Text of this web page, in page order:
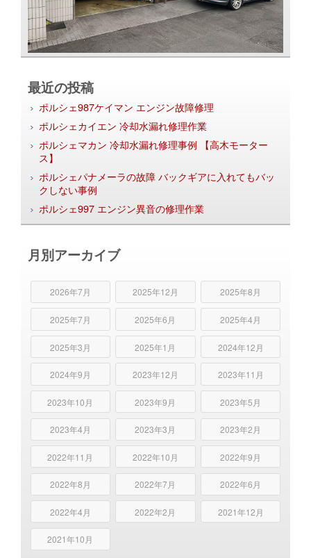
最近の投稿
ポルシェ987ケイマン エンジン故障修理
ポルシェカイエン 冷却水漏れ修理作業
ポルシェマカン 冷却水漏れ修理事例 【高木モーター
ス】
ポルシェパナメーラの故障 バックギアに入れてもバッ
クしない事例
ポルシェ997 エンジン異音の修理作業
月別アーカイブ
2026年7月 2025年12月 2025年8月
2025年7月 2025年6月 2025年4月
2025年3月 2025年1月 2024年12月
2024年9月 2023年12月 2023年11月
2023年10月 2023年9月 2023年5月
2023年4月 2023年3月 2023年2月
2022年11月 2022年10月 2022年9月
2022年8月 2022年7月 2022年6月
2022年4月 2022年2月 2021年12月
2021年10月